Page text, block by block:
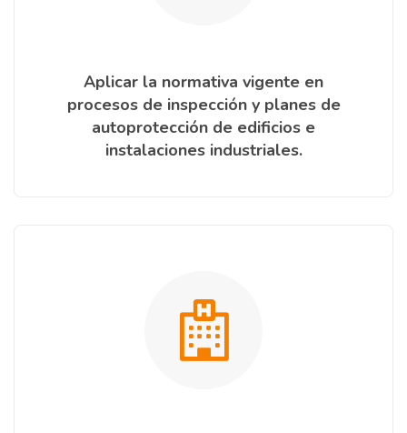
Aplicar la normativa vigente en
procesos de inspección y planes de
autoprotección de edificios e
instalaciones industriales.